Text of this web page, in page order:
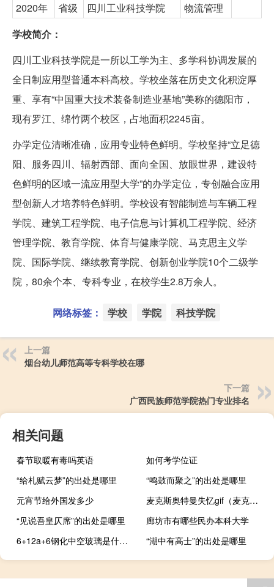
2020年
省级 四川工业科技学院
物流管理
学校简介：
四川工业科技学院是一所以工学为主、多学科协调发展的
全日制应用型普通本科高校。学校坐落在历史文化积淀厚
重、享有“中国重大技术装备制造业基地”美称的德阳市，
现有罗江、绵竹两个校区，占地面积2245亩。
办学定位清晰准确，应用专业特色鲜明。学校坚持“立足德
阳、服务四川、辐射西部、面向全国、放眼世界，建设特
色鲜明的区域一流应用型大学”的办学定位，专创融合应用
型创新人才培养特色鲜明。学校设有智能制造与车辆工程
学院、建筑工程学院、电子信息与计算机工程学院、经济
管理学院、教育学院、体育与健康学院、马克思主义学
院、国际学院、继续教育学院、创新创业学院10个二级学
院，80余个本、专科专业，在校学生2.8万余人。
网络标签： 学校 学院 科技学院
上一篇
烟台幼儿师范高等专科学校在哪
下一篇
广西民族师范学院热门专业排名
相关问题
春节取暖有毒吗英语
如何考学位证
“给札赋云梦”的出处是哪里
“鸣鼓而聚之”的出处是哪里
元宵节给外国发多少
麦克斯奥特曼失忆gif（麦克斯奥特曼失忆）
“见说吾皇仄席”的出处是哪里
廊坊市有哪些民办本科大学
6+12a+6钢化中空玻璃是什么意思
“湖中有高士”的出处是哪里